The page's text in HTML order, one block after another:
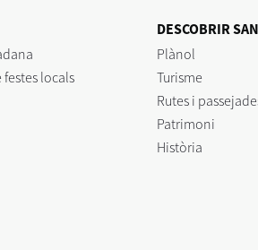
locals
DESCOBRIR
Plànol
Turisme
Rutes i
Patrimoni
Història